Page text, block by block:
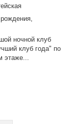
ночной клуб
клуб года" по
этаже...